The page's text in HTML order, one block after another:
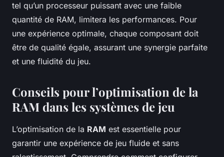
tel qu’un processeur puissant avec une faible
quantité de RAM, limitera les performances. Pour
une expérience optimale, chaque composant doit
être de qualité égale, assurant une synergie parfaite
et une fluidité du jeu.
Conseils pour l’optimisation de la
RAM dans les systèmes de jeu
L’optimisation de la RAM est essentielle pour
garantir une expérience de jeu fluide et sans